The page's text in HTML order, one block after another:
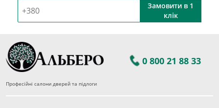
Замовити в 1
клік
0 800 21 88 33
Професійні салони дверей та підлоги